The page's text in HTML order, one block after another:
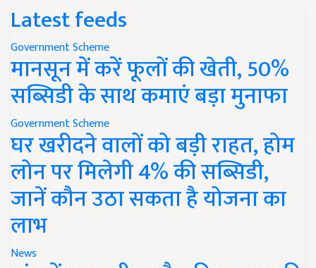
Latest feeds
Government Scheme
मानसून में करें फूलों की खेती, 50%
सब्सिडी के साथ कमाएं बड़ा मुनाफा
Government Scheme
घर खरीदने वालों को बड़ी राहत, होम
लोन पर मिलेगी 4% की सब्सिडी,
जानें कौन उठा सकता है योजना का
लाभ
News